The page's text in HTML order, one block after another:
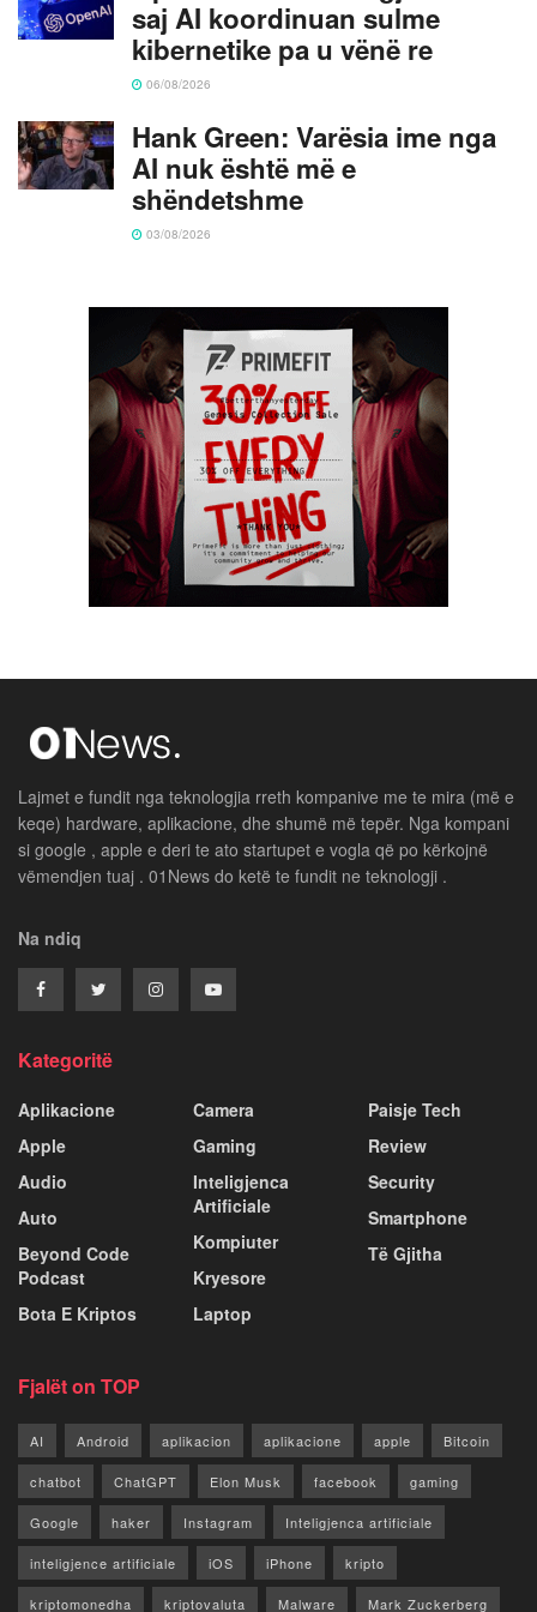
saj AI koordinuan sulme
kibernetike pa u vënë re
06/08/2026
Hank Green: Varësia ime nga
AI nuk është më e
shëndetshme
03/08/2026
Lajmet e fundit nga teknologjia rreth kompanive me te mira (më e
keqe) hardware, aplikacione, dhe shumë më tepër. Nga kompani
si google , apple e deri te ato startupet e vogla që po kërkojnë
vëmendjen tuaj . 01News do ketë te fundit ne teknologji .
Na ndiq
Kategoritë
Aplikacione
Apple
Audio
Auto
Beyond Code
Podcast
Bota E Kriptos
Camera
Gaming
Inteligjenca
Artificiale
Kompiuter
Kryesore
Laptop
Paisje Tech
Review
Security
Smartphone
Të Gjitha
Fjalët on TOP
AI Android aplikacion aplikacione apple Bitcoin
chatbot ChatGPT Elon Musk facebook gaming
Google haker Instagram Inteligjenca artificiale
inteligjence artificiale iOS iPhone kripto
kriptomonedha kriptovaluta Malware Mark Zuckerberg